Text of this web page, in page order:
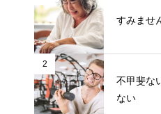
すみませ
2
不甲斐な
ない